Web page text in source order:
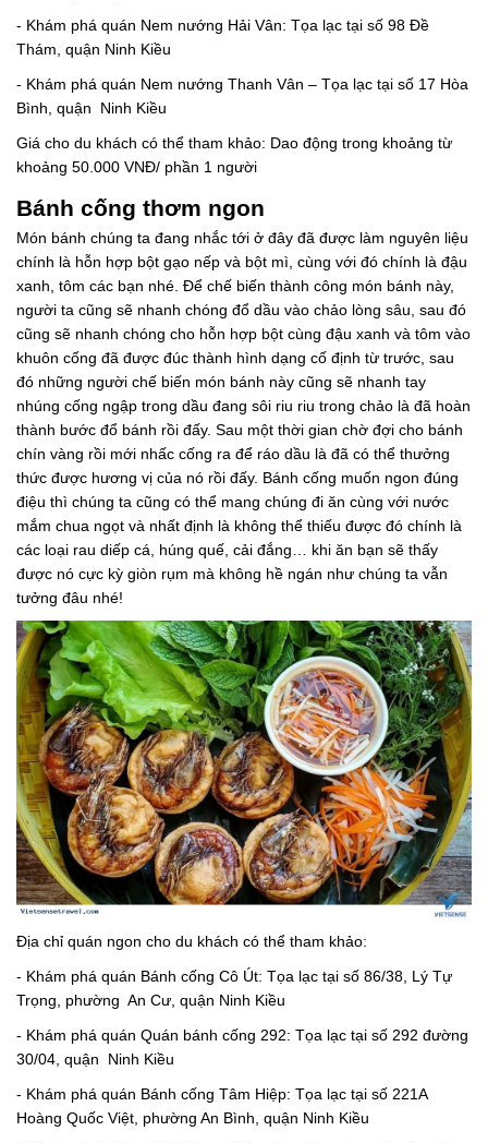
- Khám phá quán Nem nướng Hải Vân: Tọa lạc tại số 98 Đề
Thám, quận Ninh Kiều
- Khám phá quán Nem nướng Thanh Vân – Tọa lạc tại số 17 Hòa
Bình, quận Ninh Kiều
Giá cho du khách có thể tham khảo: Dao động trong khoảng từ
khoảng 50.000 VNĐ/ phần 1 người
Bánh cống thơm ngon
Món bánh chúng ta đang nhắc tới ở đây đã được làm nguyên liệu
chính là hỗn hợp bột gạo nếp và bột mì, cùng với đó chính là đậu
xanh, tôm các bạn nhé. Để chế biến thành công món bánh này,
người ta cũng sẽ nhanh chóng đổ dầu vào chảo lòng sâu, sau đó
cũng sẽ nhanh chóng cho hỗn hợp bột cùng đậu xanh và tôm vào
khuôn cống đã được đúc thành hình dạng cố định từ trước, sau
đó những người chế biến món bánh này cũng sẽ nhanh tay
nhúng cống ngập trong dầu đang sôi riu riu trong chảo là đã hoàn
thành bước đổ bánh rồi đấy. Sau một thời gian chờ đợi cho bánh
chín vàng rồi mới nhấc cống ra để ráo dầu là đã có thể thưởng
thức được hương vị của nó rồi đấy. Bánh cống muốn ngon đúng
điệu thì chúng ta cũng có thể mang chúng đi ăn cùng với nước
mắm chua ngọt và nhất định là không thể thiếu được đó chính là
các loại rau diếp cá, húng quế, cải đắng… khi ăn bạn sẽ thấy
được nó cực kỳ giòn rụm mà không hề ngán như chúng ta vẫn
tưởng đâu nhé!
Địa chỉ quán ngon cho du khách có thể tham khảo:
- Khám phá quán Bánh cống Cô Út: Tọa lạc tại số 86/38, Lý Tự
Trọng, phường An Cư, quận Ninh Kiều
- Khám phá quán Quán bánh cống 292: Tọa lạc tại số 292 đường
30/04, quận Ninh Kiều
- Khám phá quán Bánh cống Tâm Hiệp: Tọa lạc tại số 221A
Hoàng Quốc Việt, phường An Bình, quận Ninh Kiều